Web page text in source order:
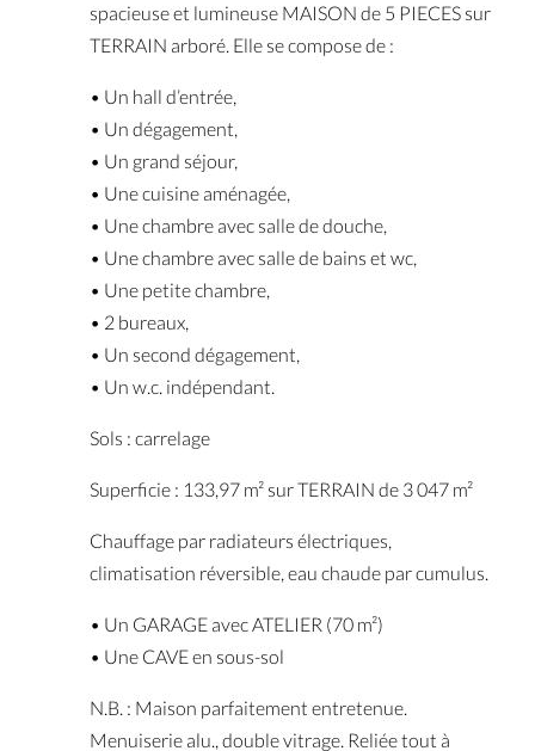
spacieuse et lumineuse MAISON de 5 PIECES sur
TERRAIN arboré. Elle se compose de :
• Un hall d’entrée,
• Un dégagement,
• Un grand séjour,
• Une cuisine aménagée,
• Une chambre avec salle de douche,
• Une chambre avec salle de bains et wc,
• Une petite chambre,
• 2 bureaux,
• Un second dégagement,
• Un w.c. indépendant.
Sols : carrelage
Superficie : 133,97 m² sur TERRAIN de 3 047 m²
Chauffage par radiateurs électriques,
climatisation réversible, eau chaude par cumulus.
• Un GARAGE avec ATELIER (70 m²)
• Une CAVE en sous-sol
N.B. : Maison parfaitement entretenue.
Menuiserie alu., double vitrage. Reliée tout à